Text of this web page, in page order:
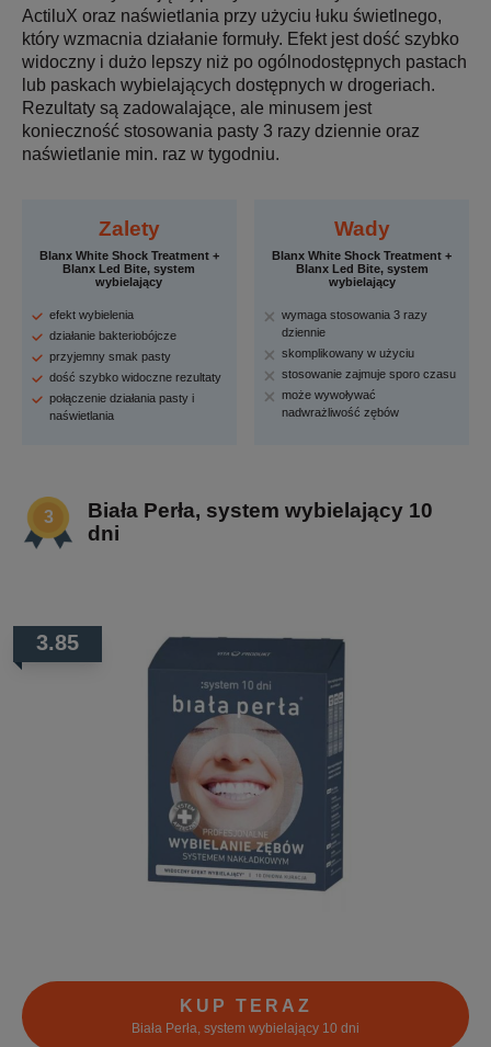
ActiluX oraz naświetlania przy użyciu łuku świetlnego,
który wzmacnia działanie formuły. Efekt jest dość szybko
widoczny i dużo lepszy niż po ogólnodostępnych pastach
lub paskach wybielających dostępnych w drogeriach.
Rezultaty są zadowalające, ale minusem jest
konieczność stosowania pasty 3 razy dziennie oraz
naświetlanie min. raz w tygodniu.
Zalety
Blanx White Shock Treatment +
Blanx Led Bite, system
wybielający
efekt wybielenia
działanie bakteriobójcze
przyjemny smak pasty
dość szybko widoczne rezultaty
połączenie działania pasty i
naświetlania
Wady
Blanx White Shock Treatment +
Blanx Led Bite, system
wybielający
wymaga stosowania 3 razy
dziennie
skomplikowany w użyciu
stosowanie zajmuje sporo czasu
może wywoływać
nadwrażliwość zębów
Biała Perła, system wybielający 10
dni
3.85
KUP TERAZ
Biała Perła, system wybielający 10 dni